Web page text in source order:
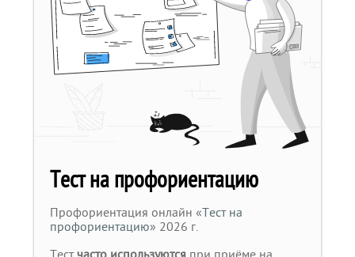
Тест на профориентацию
Профориентация онлайн «Тест на
профориентацию» 2026 г.